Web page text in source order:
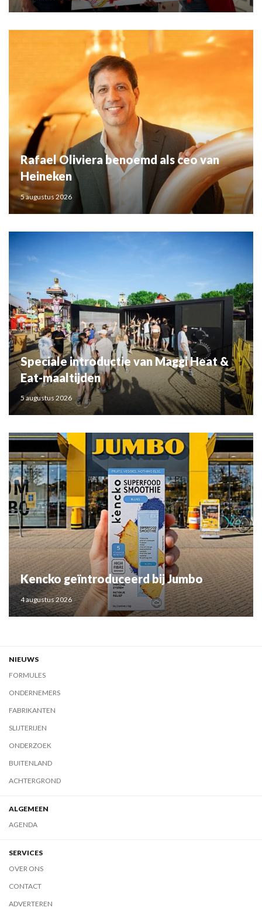
Rafael Oliviera benoemd als ceo van
Heineken
5 augustus 2026
Speciale introductie van Maggi Heat &
Eat-maaltijden
5 augustus 2026
Kencko geïntroduceerd bij Jumbo
4 augustus 2026
NIEUWS
FORMULES
ONDERNEMERS
FABRIKANTEN
SLIJTERIJEN
ONDERZOEK
BUITENLAND
ACHTERGROND
ALGEMEEN
AGENDA
SERVICES
OVER ONS
CONTACT
ADVERTEREN